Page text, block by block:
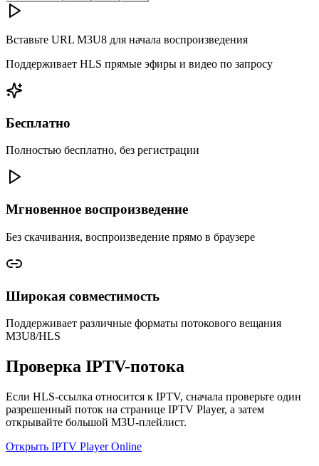
Вставьте URL M3U8 для начала воспроизведения
Поддерживает HLS прямые эфиры и видео по запросу
Бесплатно
Полностью бесплатно, без регистрации
Мгновенное воспроизведение
Без скачивания, воспроизведение прямо в браузере
Широкая совместимость
Поддерживает различные форматы потокового вещания
M3U8/HLS
Проверка IPTV-потока
Если HLS-ссылка относится к IPTV, сначала проверьте один
разрешенный поток на странице IPTV Player, а затем
открывайте большой M3U-плейлист.
Открыть IPTV Player Online